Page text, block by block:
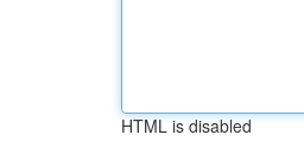
HTML is disabled